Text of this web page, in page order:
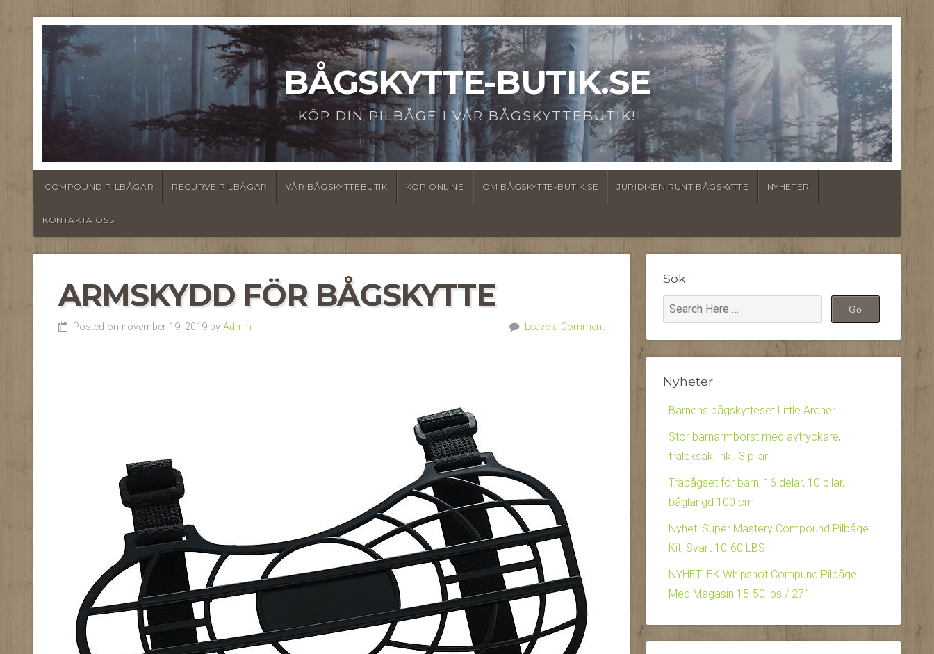
BÅGSKYTTE-BUTIK.SE
KÖP DIN PILBÅGE I VÅR BÅGSKYTTEBUTIK!
COMPOUND PILBÅGAR RECURVE PILBÅGAR VÅR BÅGSKYTTEBUTIK KÖP ONLINE OM BÅGSKYTTE-BUTIK.SE JURIDIKEN RUNT BÅGSKYTTE NYHETER
KONTAKTA OSS
ARMSKYDD FÖR BÅGSKYTTE
Posted on november 19, 2019 by Admin Leave a Comment
Sök
Nyheter
Barnens bågskytteset Little Archer
Stor barnarmborst med avtryckare,
träleksak, inkl. 3 pilar
Träbågset för barn, 16 delar, 10 pilar,
båglängd 100 cm
Nyhet! Super Mastery Compound Pilbåge
Kit, Svart 10-60 LBS
NYHET! EK Whipshot Compund Pilbåge
Med Magasin 15-50 lbs / 27″